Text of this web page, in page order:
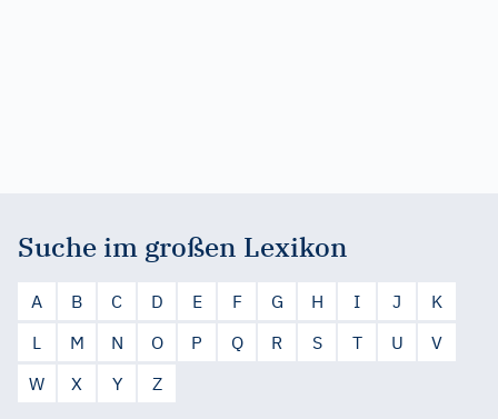
Suche im großen Lexikon
A B C D E F G H I J
K
L
M N O P Q R S T U
V
W
X Y Z